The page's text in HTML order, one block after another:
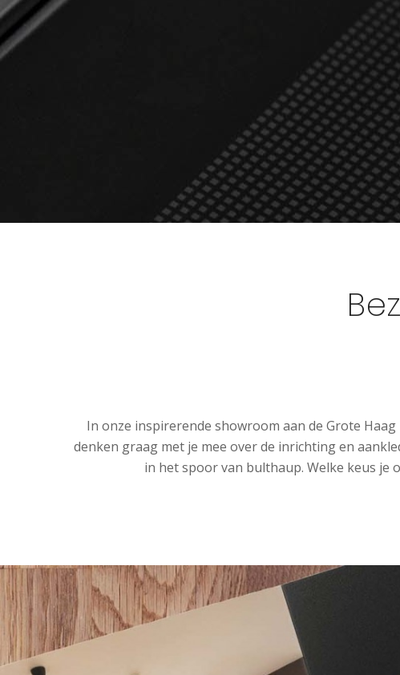
In onze inspirerende showroom aan de Grote
denken graag met je mee over de inrichting en
in het spoor van bulthaup. Welke keus je